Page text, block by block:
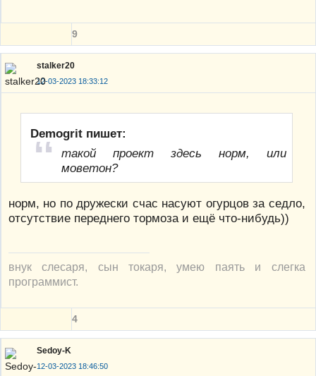
9
stalker20
12-03-2023 18:33:12
Demogrit пишет:
такой проект здесь норм, или
моветон?
норм, но по дружески счас насуют огурцов за седло,
отсутствие переднего тормоза и ещё что-нибудь))
внук слесаря, сын токаря, умею паять и слегка
программист.
4
Sedoy-K
12-03-2023 18:46:50